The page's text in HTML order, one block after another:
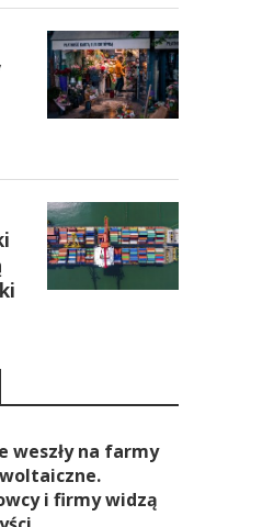
weszły na farmy
i firmy widzą